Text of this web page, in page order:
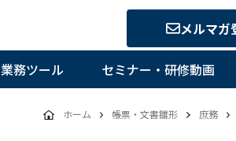
メルマガ
業務ツール セミナー・研修動画
ホーム 帳票・文書雛形 庶務